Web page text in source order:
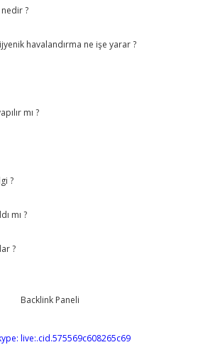
?
havalandırma ne işe yarar ?
mı ?
?
mı ?
?
live:.cid.575569c608265c69